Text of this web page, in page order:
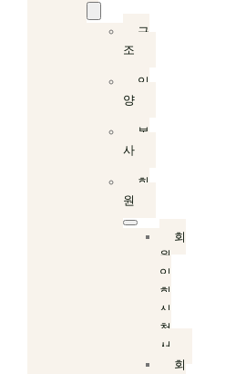
구
조
입
양
봉
사
회
원
회
원
입
회
신
청
서
회